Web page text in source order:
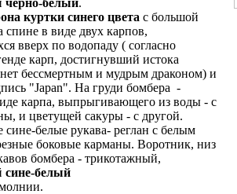
черно-белый.
куртки синего цвета с большой
в виде двух карпов,
вверх по водопаду ( согласно
карп, достигнувший истока
бессмертным и мудрым драконом) и
"Japan". На груди бомбера -
карпа, выпрыгивающего из воды - с
и цветущей сакуры - с другой.
сине-белые рукава- реглан с белым
боковые карманы. Воротник, низ
бомбера - трикотажный,
сине-белый